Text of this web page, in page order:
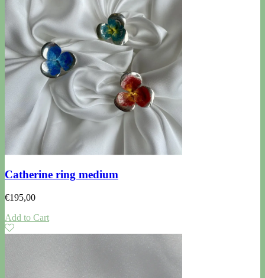
Catherine ring medium
€195,00
Add to Cart